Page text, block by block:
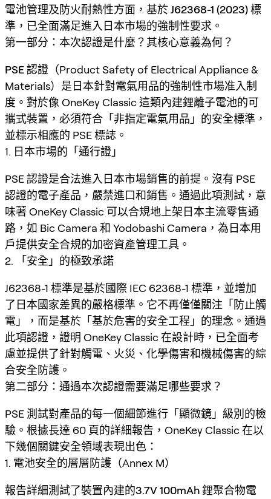
電池管理及防火耐熱性方面，基於J62368-1 (2023)標
準，已全面滿足進入日本市場的強制性要求。
第一部分：本次認證是什麼？其核心意義為何？
PSE 認證 （Product Safety of Electrical Appliance &
Materials）是日本針對電氣用品的強制性市場准入制
度。對於像 OneKey Classic 這類內建鋰離子電池的可
攜式裝置，必須符合「非指定電氣用品」的安全標準，
並標示相應的 PSE 標誌。
1. 日本市場的「通行證」
PSE 認證是合法進入日本市場銷售的前提。沒有 PSE
認證的電子產品，嚴禁進口和銷售。通過此項測試，意
味著 OneKey Classic 可以合規地上架日本主流零售通
路，如 Bic Camera 和 Yodobashi Camera，為日本用
戶提供安全合規的加密資產管理工具。
2. 「安全」的極致承諾
J62368-1 標準是基於國際 IEC 62368-1 標準，並增加
了日本國家差異的嚴格標準。它不再僅僅關注「防止觸
電」，而是基於「基於危害的安全工程」的理念。通過
此項認證，證明 OneKey Classic 在設計時，已全面考
慮並提供了針對觸電、火災、化學傷害和機械傷害的綜
合安全防護。
第二部分：通過本次認證需要滿足哪些要求？
PSE 測試對產品的每一個細節進行「顯微鏡」級別的檢
驗。根據長達 60 頁的詳細報告，OneKey Classic 在以
下幾個關鍵安全領域表現出色：
1. 電池安全的層層防護（Annex M）
報告詳細測試了裝置內建的3.7V 100mAh 鋰聚合物電